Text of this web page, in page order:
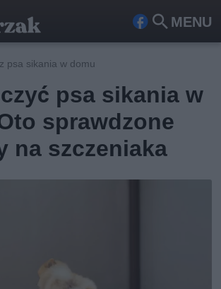
MENU
Fa Szu
psa sikania w domu
psa sikania w
sprawdzone
na szczeniaka